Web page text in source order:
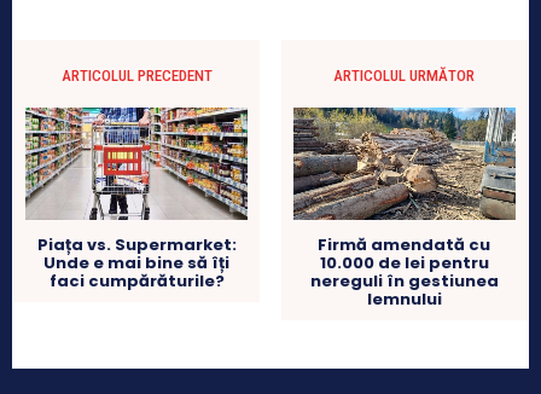
ARTICOLUL PRECEDENT
Piața vs. Supermarket:
Unde e mai bine să îți
faci cumpărăturile?
ARTICOLUL URMĂTOR
Firmă amendată cu
10.000 de lei pentru
nereguli în gestiunea
lemnului